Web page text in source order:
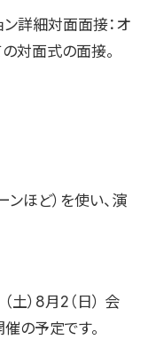
詳細対面面接：オ
対面式の面接。
ンほど）を使い、演
土）8月2（日） 会
の予定です。